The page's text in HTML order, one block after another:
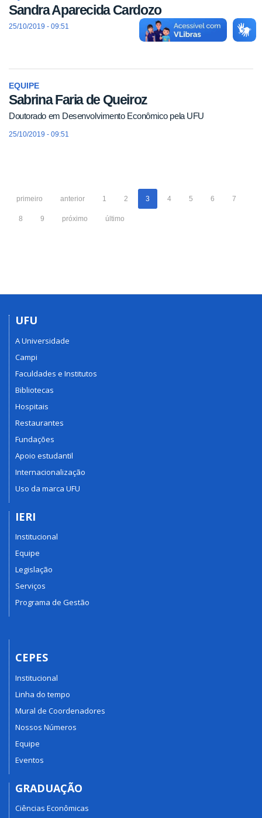
Sandra Aparecida Cardozo
25/10/2019 - 09:51
EQUIPE
Sabrina Faria de Queiroz
Doutorado em Desenvolvimento Econômico pela UFU
25/10/2019 - 09:51
primeiro anterior 1 2 3 4 5 6 7
8 9 próximo último
UFU
A Universidade
Campi
Faculdades e Institutos
Bibliotecas
Hospitais
Restaurantes
Fundações
Apoio estudantil
Internacionalização
Uso da marca UFU
IERI
Institucional
Equipe
Legislação
Serviços
Programa de Gestão
CEPES
Institucional
Linha do tempo
Mural de Coordenadores
Nossos Números
Equipe
Eventos
GRADUAÇÃO
Ciências Econômicas